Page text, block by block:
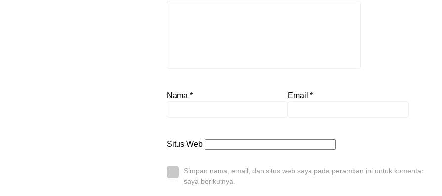
Nama * Email *
Situs Web
Simpan nama, email, dan situs web saya pada peramban ini untuk komentar
saya berikutnya.